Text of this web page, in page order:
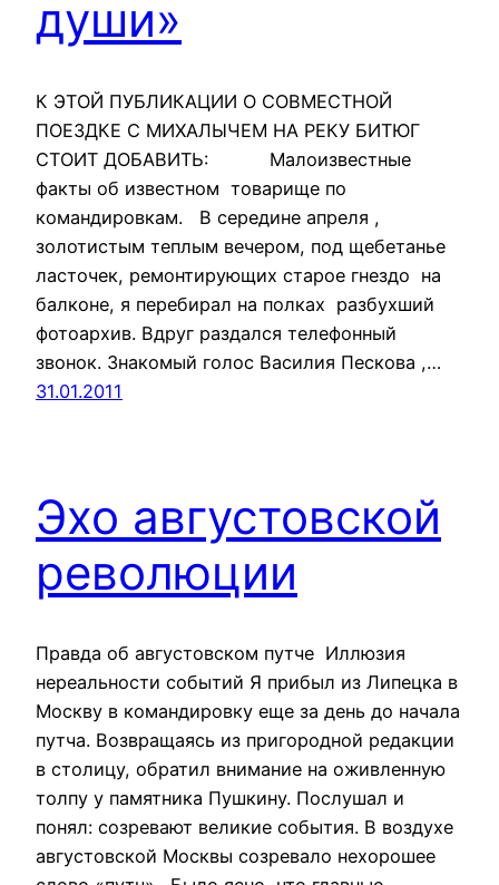
души»
К ЭТОЙ ПУБЛИКАЦИИ О СОВМЕСТНОЙ
ПОЕЗДКЕ С МИХАЛЫЧЕМ НА РЕКУ БИТЮГ
СТОИТ ДОБАВИТЬ: Малоизвестные
факты об известном товарище по
командировкам. В середине апреля ,
золотистым теплым вечером, под щебетанье
ласточек, ремонтирующих старое гнездо на
балконе, я перебирал на полках разбухший
фотоархив. Вдруг раздался телефонный
звонок. Знакомый голос Василия Пескова ,…
31.01.2011
Эхо августовской
революции
Правда об августовском путче Иллюзия
нереальности событий Я прибыл из Липецка в
Москву в командировку еще за день до начала
путча. Возвращаясь из пригородной редакции
в столицу, обратил внимание на оживленную
толпу у памятника Пушкину. Послушал и
понял: созревают великие события. В воздухе
августовской Москвы созревало нехорошее